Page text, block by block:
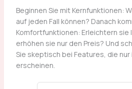
Beginnen Sie mit Kernfunktionen:
auf jeden Fall können? Danach
Komfortfunktionen: Erleichtern sie
erhöhen sie nur den Preis? Und
Sie skeptisch bei Features, die
erscheinen.